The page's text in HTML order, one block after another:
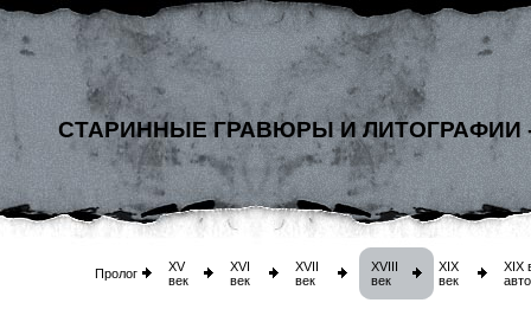
СТАРИННЫЕ ГРАВЮРЫ И ЛИТОГРАФИИ
Пролог
XV
век
XVI
век
XVII
век
XVIII
век
XIX
век
XIX